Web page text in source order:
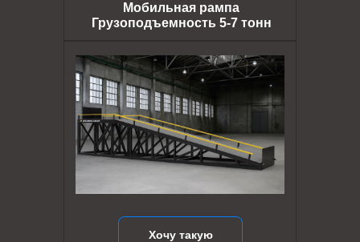
Хочу такую
Мобильная рампа
Грузоподъемность 5-7 тонн